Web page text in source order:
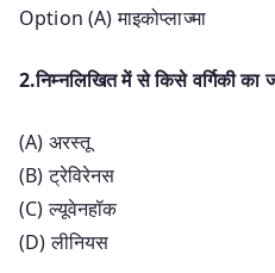
Option (A) माइकोप्लाज्मा
2.निम्नलिखित में से किसे वर्गिकी का
(A) अरस्तू
(B) ट्रेविरेनस
(C) ल्यूवेनहॉक
(D) लीनियस